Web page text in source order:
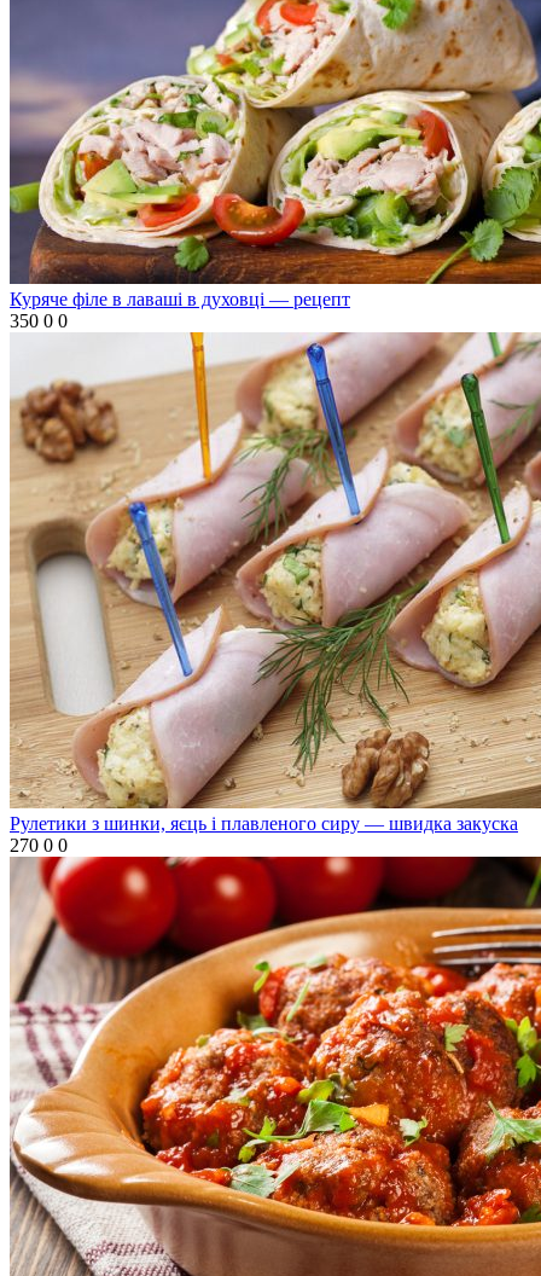
Куряче філе в лаваші в духовці — рецепт
350 0 0
Рулетики з шинки, яєць і плавленого сиру — швидка закуска
270 0 0